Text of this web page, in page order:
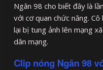
Ngân 98 cho biết đây là
với cơ quan chức năng.
lại bị tung ảnh lên mạng
dân mạng.
Clip nóng Ngân 98